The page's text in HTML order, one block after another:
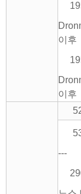
이후
이후
---